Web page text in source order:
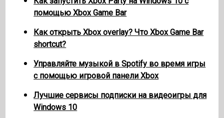
помощью Xbox Game Bar
Как открыть Xbox overlay? Что Xbox Game Bar
shortcut?
Управляйте музыкой в ​​Spotify во время игры
с помощью игровой панели Xbox
Лучшие сервисы подписки на видеоигры для
Windows 10